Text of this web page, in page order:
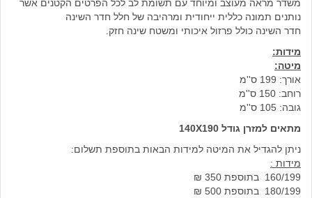
משדר מראה מעוצב ומיוחד עם תשומת לב לכל הפרטים הקטנים אשר
נותנים תמונה כללית ייחודית ומרהיבה של חלל חדר השינה
חדר השינה כולל פרזול איכותי ומשטח שינה חזק.
מידות:
מיטה:
אורך: 199 ס''מ
רוחב: 150 ס''מ
גובה: 105 ס''מ
מתאים למזרן גודל 140X190
ניתן להגדיל את המיטה למידות הבאות בתוספת תשלום:
מידות :
160/199 בתוספת 350 ₪
180/199 בתוספת 500 ₪